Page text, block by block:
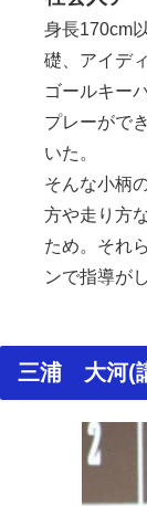
身長170cm
礎、アイデ
ゴールキー
プレーがで
いた。
そんな小柄
方や走り方
ため。それ
ンで指導が
三浦 大河(